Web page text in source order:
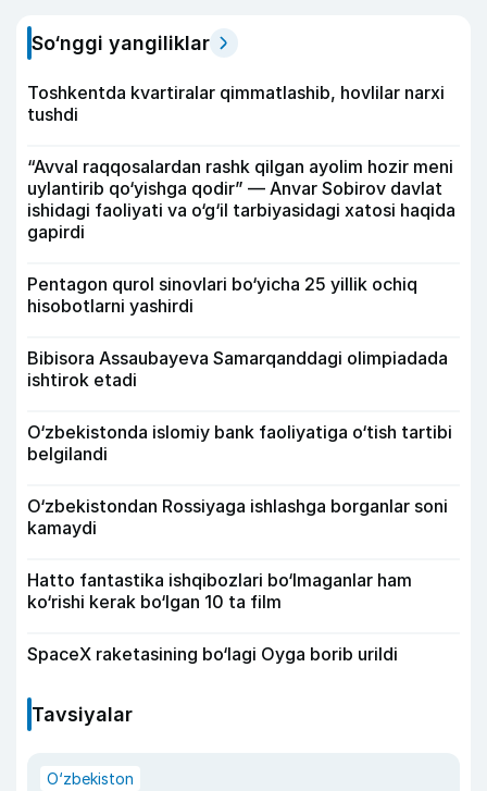
So‘nggi yangiliklar
Toshkentda kvartiralar qimmatlashib, hovlilar narxi
tushdi
“Avval raqqosalardan rashk qilgan ayolim hozir meni
uylantirib qo‘yishga qodir” — Anvar Sobirov davlat
ishidagi faoliyati va o‘g‘il tarbiyasidagi xatosi haqida
gapirdi
Pentagon qurol sinovlari bo‘yicha 25 yillik ochiq
hisobotlarni yashirdi
Bibisora Assaubayeva Samarqanddagi olimpiadada
ishtirok etadi
O‘zbekistonda islomiy bank faoliyatiga o‘tish tartibi
belgilandi
O‘zbekistondan Rossiyaga ishlashga borganlar soni
kamaydi
Hatto fantastika ishqibozlari bo‘lmaganlar ham
ko‘rishi kerak bo‘lgan 10 ta film
SpaceX raketasining bo‘lagi Oyga borib urildi
Tavsiyalar
O‘zbekiston